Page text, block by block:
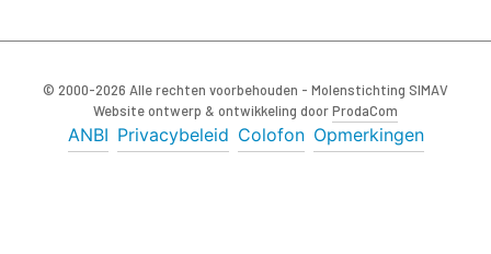
© 2000-2026 Alle rechten voorbehouden - Molenstichting SIMAV
Website ontwerp & ontwikkeling doorProdaCom
ANBI Privacybeleid Colofon Opmerkingen